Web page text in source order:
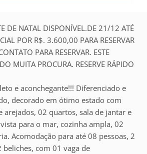
DE NATAL DISPONÍVEL.DE 21/12 ATÉ
POR R$. 3.600,00 PARA RESERVAR
PARA RESERVAR. ESTE
MUITA PROCURA. RESERVE RÁPIDO
e aconchegante!!! Diferenciado e
decorado em ótimo estado com
arejados, 02 quartos, sala de jantar e
para o mar, cozinha ampla, 02
Acomodação para até 08 pessoas, 2
beliches, com 01 vaga de